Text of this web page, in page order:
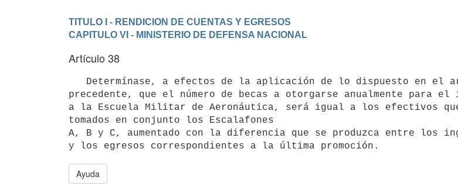
TITULO I - RENDICION DE CUENTAS Y EGRESOS
CAPITULO VI - MINISTERIO DE DEFENSA NACIONAL
Artículo 38
precedente, que el número de becas a otorgarse anualmente para el
a la Escuela Militar de Aeronáutica, será igual a los efectivos que
tomados en conjunto los Escalafones
A, B y C, aumentado con la diferencia que se produzca entre los
y los egresos correspondientes a la última promoción.
Ayuda